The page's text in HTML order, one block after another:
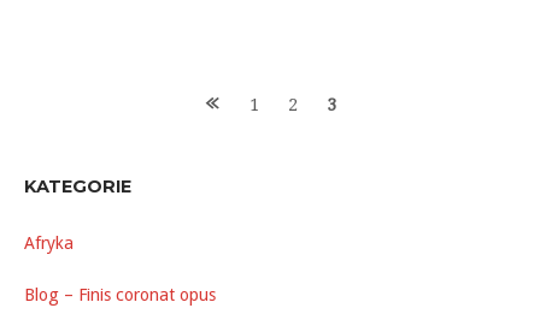
1 2 3
KATEGORIE
Afryka
Blog – Finis coronat opus